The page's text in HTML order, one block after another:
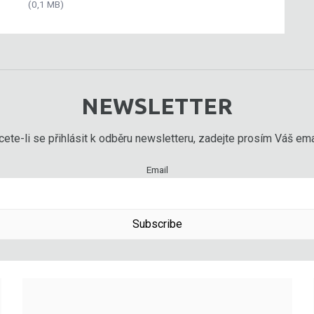
(0,1 MB)
NEWSLETTER
li se přihlásit k odběru newsletteru, zadejte prosím Váš
Email
Subscribe